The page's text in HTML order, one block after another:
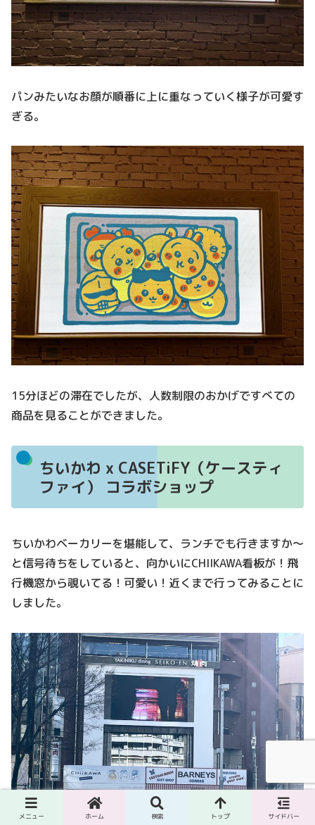
パンみたいなお顔が順番に上に重なっていく様子が可愛す
ぎる。
15分ほどの滞在でしたが、人数制限のおかげですべての
商品を見ることができました。
ちいかわ x CASETiFY（ケースティ
ファイ） コラボショップ
ちいかわベーカリーを堪能して、ランチでも行きますか～
と信号待ちをしていると、向かいにCHIIKAWA看板が！飛
行機窓から覗いてる！可愛い！近くまで行ってみることに
しました。
メニュー ホーム 検索 トップ サイドバー